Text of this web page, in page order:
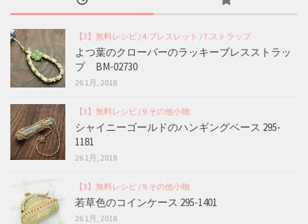
【3】無料レシピ /4.ブレスレット /7.ストラップ
よつ葉のクローバーのラッキーブレスストラッ
プ BM-02730
26 1月, 2018
【3】無料レシピ / 9.その他小物
シャイニーゴールドのハンギングベース 295-
1181
26 1月, 2018
【3】無料レシピ / 9.その他小物
若草色のコインケース 295-1401
26 1月, 2018